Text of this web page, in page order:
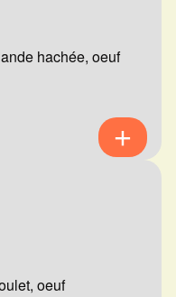
hachée, oeuf
oeuf